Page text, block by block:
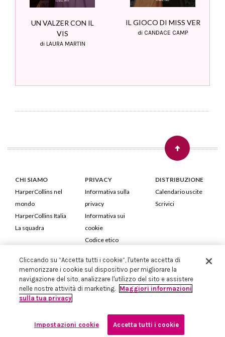
UN VALZER CON IL
VIS
di LAURA MARTIN
IL GIOCO DI MISS VER
di CANDACE CAMP
CHI SIAMO
HarperCollins nel
mondo
HarperCollins Italia
La squadra
PRIVACY
Informativa sulla
privacy
Informativa sui
cookie
Codice etico
DISTRIBUZIONE
Calendario uscite
Scrivici
HarperCollins Italia S.p.A. Viale Monte Nero, 84 - 20135 Milano
Cod. Fiscale e P.IVA 05946780151 - Capitale Sociale 258.250 €
Iscritta in Milano al Registro delle imprese nr.198004 e REA nr.1051898
Cliccando su “Accetta tutti i cookie”, l'utente accetta di
memorizzare i cookie sul dispositivo per migliorare la
navigazione del sito, analizzare l'utilizzo del sito e assistere
nelle nostre attività di marketing. Maggiori informazioni
sulla tua privacy
Impostazioni cookie Accetta tutti i cookie